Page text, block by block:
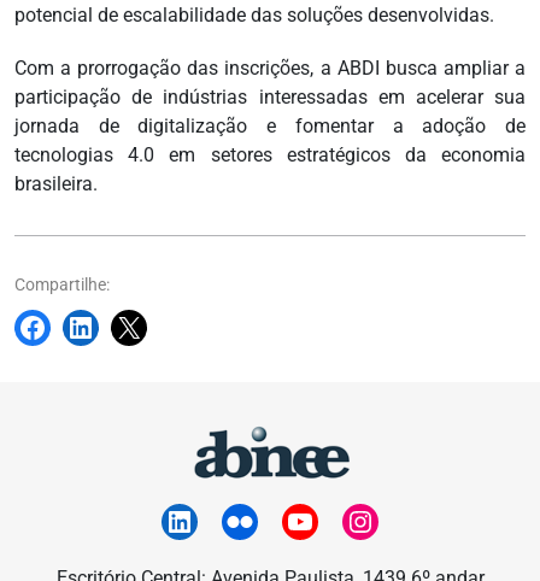
potencial de escalabilidade das soluções desenvolvidas.
Com a prorrogação das inscrições, a ABDI busca ampliar a
participação de indústrias interessadas em acelerar sua
jornada de digitalização e fomentar a adoção de
tecnologias 4.0 em setores estratégicos da economia
brasileira.
Compartilhe: